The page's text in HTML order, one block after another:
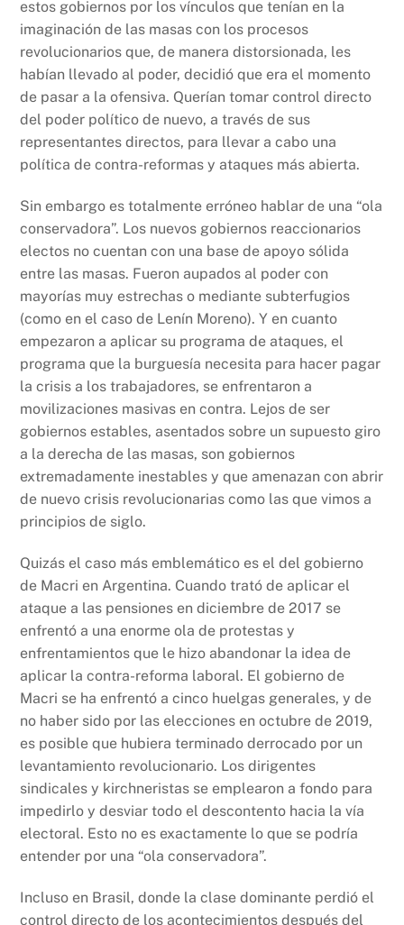
estos gobiernos por los vínculos que tenían en la
imaginación de las masas con los procesos
revolucionarios que, de manera distorsionada, les
habían llevado al poder, decidió que era el momento
de pasar a la ofensiva. Querían tomar control directo
del poder político de nuevo, a través de sus
representantes directos, para llevar a cabo una
política de contra-reformas y ataques más abierta.
Sin embargo es totalmente erróneo hablar de una “ola
conservadora”. Los nuevos gobiernos reaccionarios
electos no cuentan con una base de apoyo sólida
entre las masas. Fueron aupados al poder con
mayorías muy estrechas o mediante subterfugios
(como en el caso de Lenín Moreno). Y en cuanto
empezaron a aplicar su programa de ataques, el
programa que la burguesía necesita para hacer pagar
la crisis a los trabajadores, se enfrentaron a
movilizaciones masivas en contra. Lejos de ser
gobiernos estables, asentados sobre un supuesto giro
a la derecha de las masas, son gobiernos
extremadamente inestables y que amenazan con abrir
de nuevo crisis revolucionarias como las que vimos a
principios de siglo.
Quizás el caso más emblemático es el del gobierno
de Macri en Argentina. Cuando trató de aplicar el
ataque a las pensiones en diciembre de 2017 se
enfrentó a una enorme ola de protestas y
enfrentamientos que le hizo abandonar la idea de
aplicar la contra-reforma laboral. El gobierno de
Macri se ha enfrentó a cinco huelgas generales, y de
no haber sido por las elecciones en octubre de 2019,
es posible que hubiera terminado derrocado por un
levantamiento revolucionario. Los dirigentes
sindicales y kirchneristas se emplearon a fondo para
impedirlo y desviar todo el descontento hacia la vía
electoral. Esto no es exactamente lo que se podría
entender por una “ola conservadora”.
Incluso en Brasil, donde la clase dominante perdió el
control directo de los acontecimientos después del